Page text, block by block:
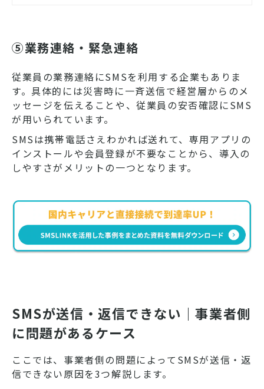
みを詳しく知りたい方は、ぜひ
⑤業務連絡・緊急連絡
従業員の業務連絡にSMSを利用する企業もありま
す。具体的には災害時に一斉送信で経営層からのメ
ッセージを伝えることや、従業員の安否確認にSMS
が用いられています。
SMSは携帯電話さえわかれば送れて、専用アプリの
インストールや会員登録が不要なことから、導入の
しやすさがメリットの一つとなります。
SMSが送信・返信できない｜事業者側
に問題があるケース
ここでは、事業者側の問題によってSMSが送信・返
信できない原因を3つ解説します。